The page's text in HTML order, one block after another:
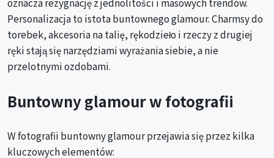
Personalizacja to istota buntownego glamour. Charmsy do
torebek, akcesoria na talię, rękodzieło i rzeczy z drugiej
ręki stają się narzędziami wyrażania siebie, a nie
przelotnymi ozdobami.
Buntowny glamour w fotografii
W fotografii buntowny glamour przejawia się przez kilka
kluczowych elementów: